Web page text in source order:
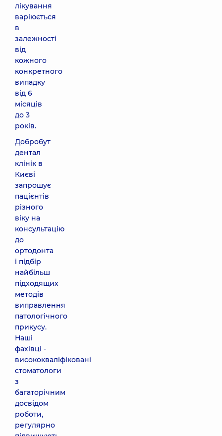
лікування
варіюється
в
залежності
від
кожного
конкретного
випадку
від 6
місяців
до 3
років.
Добробут
дентал
клінік в
Києві
запрошує
пацієнтів
різного
віку на
консультацію
до
ортодонта
і підбір
найбільш
підходящих
методів
виправлення
патологічного
прикусу.
Наші
фахівці -
висококваліфіковані
стоматологи
з
багаторічним
досвідом
роботи,
регулярно